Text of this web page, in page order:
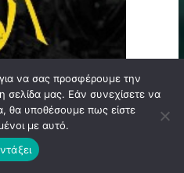
να σας προσφέρουμε την
σελίδα μας. Εάν συνεχίσετε να
θα υποθέσουμε πως είστε
με αυτό.